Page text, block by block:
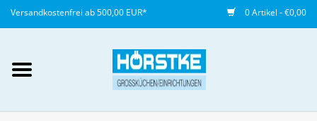
Versandkostenfrei ab 500,00 EUR* 0 Artikel - €0,00
anlegen